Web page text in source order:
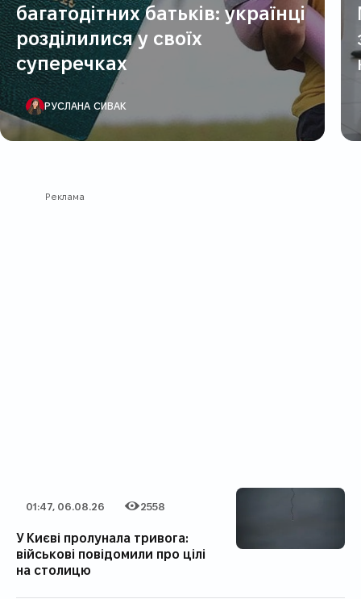
багатодітних батьків: українці
розділилися у своїх
суперечках
АВТОР ПУБЛІКАЦІЇ
РУСЛАНА СИВАК
Реклама
Дата публікації
01:47, 06.08.26
Категорія
Кількість переглядів
2558
У Києві пролунала тривога:
військові повідомили про цілі
на столицю